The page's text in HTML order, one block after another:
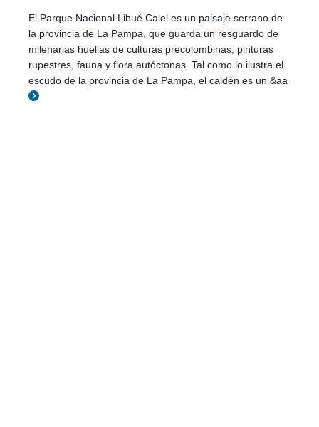
El Parque Nacional Lihué Calel es un paisaje serrano de
la provincia de La Pampa, que guarda un resguardo de
milenarias huellas de culturas precolombinas, pinturas
rupestres, fauna y flora autóctonas. Tal como lo ilustra el
escudo de la provincia de La Pampa, el caldén es un &aa